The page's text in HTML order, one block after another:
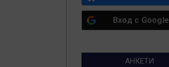
Вход с Google
АНКЕТИ